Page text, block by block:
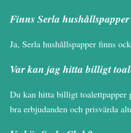
Finns Serla
Ja, Serla hushållspapper finns
Var kan jag hitta billigt
Du kan hitta billigt toalettpapper
bra erbjudanden och prisvärda